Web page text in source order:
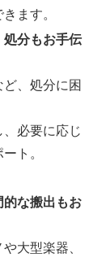
ます。
処分もお手伝
、処分に困
必要に応じ
ト。
的な搬出もお
大型楽器、